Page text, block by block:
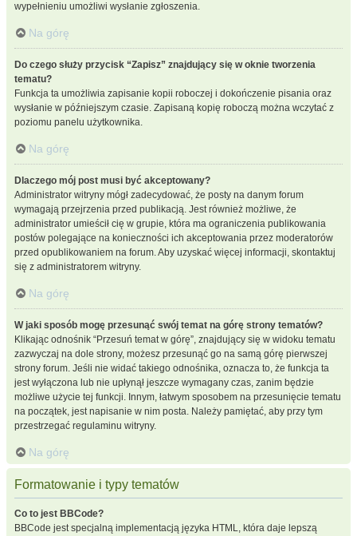
wypełnieniu umożliwi wysłanie zgłoszenia.
Na górę
Do czego służy przycisk “Zapisz” znajdujący się w oknie tworzenia
tematu?
Funkcja ta umożliwia zapisanie kopii roboczej i dokończenie pisania oraz
wysłanie w późniejszym czasie. Zapisaną kopię roboczą można wczytać z
poziomu panelu użytkownika.
Na górę
Dlaczego mój post musi być akceptowany?
Administrator witryny mógł zadecydować, że posty na danym forum
wymagają przejrzenia przed publikacją. Jest również możliwe, że
administrator umieścił cię w grupie, która ma ograniczenia publikowania
postów polegające na konieczności ich akceptowania przez moderatorów
przed opublikowaniem na forum. Aby uzyskać więcej informacji, skontaktuj
się z administratorem witryny.
Na górę
W jaki sposób mogę przesunąć swój temat na górę strony tematów?
Klikając odnośnik “Przesuń temat w górę”, znajdujący się w widoku tematu
zazwyczaj na dole strony, możesz przesunąć go na samą górę pierwszej
strony forum. Jeśli nie widać takiego odnośnika, oznacza to, że funkcja ta
jest wyłączona lub nie upłynął jeszcze wymagany czas, zanim będzie
możliwe użycie tej funkcji. Innym, łatwym sposobem na przesunięcie tematu
na początek, jest napisanie w nim posta. Należy pamiętać, aby przy tym
przestrzegać regulaminu witryny.
Na górę
Formatowanie i typy tematów
Co to jest BBCode?
BBCode jest specjalną implementacją języka HTML, która daje lepszą